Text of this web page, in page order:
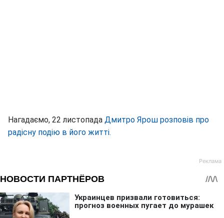
Нагадаємо, 22 листопада Дмитро Ярош розповів про
радісну подію в його житті.